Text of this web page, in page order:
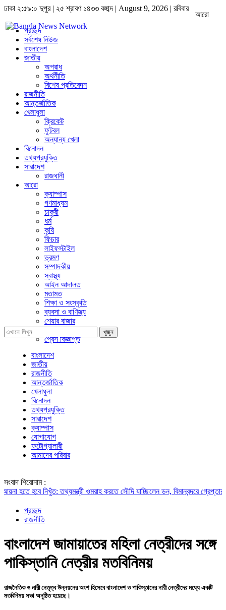
ঢাকা ২:৫৯:০ দুপুর| ২৫ শ্রাবণ ১৪৩৩ বঙ্গাব্দ | August 9, 2026 | রবিবার
প্রচ্ছদ
সর্বশেষ নিউজ
বাংলাদেশ
জাতীয়
অপরাধ
অর্থনীতি
বিশেষ প্রতিবেদন
রাজনীতি
আন্তর্জাতিক
খেলাধুলা
ক্রিকেট
ফুটবল
অন্যান্য খেলা
বিনোদন
তথ্যপ্রযুক্তি
সারাদেশ
রাজধানী
আরো
ক্যাম্পাস
গণমাধ্যম
চাকুরী
ধর্ম
কৃষি
ফিচার
লাইফস্টাইল
ভ্রমণ
সম্পাদকীয়
স্বাস্থ্য
আইন আদালত
মতামত
শিক্ষা ও সংস্কৃতি
ব্যবসা ও বাণিজ্য
শেয়ার বাজার
প্রবাসে বাংলাদেশ
প্রেস বিজ্ঞপ্তি
আরো
খুজুন
বাংলাদেশ
জাতীয়
রাজনীতি
আন্তর্জাতিক
খেলাধুলা
বিনোদন
তথ্যপ্রযুক্তি
সারাদেশ
ক্যাম্পাস
যোগাযোগ
ফটোগ্যালারী
আমাদের পরিবার
সংবাদ শিরোনাম :
হবে নিখুঁত: তথ্যমন্ত্রীওমরাহ করতে সৌদি যাচ্ছিলেন ডন, বিমানবন্দরে গ্রেপ্তারমক্কায়
প্রচ্ছদ
রাজনীতি
বাংলাদেশ জামায়াতের মহিলা নেত্রীদের সঙ্গে
পাকিস্তানি নেত্রীর মতবিনিময়
রাজনৈতিক ও নারী নেতৃত্ব উন্নয়নের অংশ হিসেবে বাংলাদেশ ও পাকিস্তানের নারী নেত্রীদের মধ্যে একটি
মতবিনিময় সভা অনুষ্ঠিত হয়েছে।